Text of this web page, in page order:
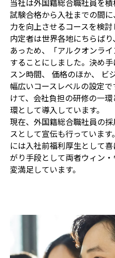
試験合格から入社までの間
力を向上させるコースを検討
内定者は世界各地にちらば
あっため、「アルクオンラ
することにしました。決め
スン時間、 価格のほか、 ビ
幅広いコースレベルの設定
けて、会社負担の研修の一
環として導入しています。
現在、外国籍総合職社員の
スとして宣伝も行っていま
には入社前福利厚生として
がり手段として両者ウィン
変満足しています。